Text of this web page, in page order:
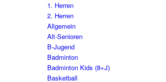
1. Herren
2. Herren
Allgemein
Alt-Senioren
B-Jugend
Badminton
Badminton Kids (8+J)
Basketball